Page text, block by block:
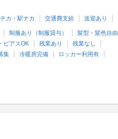
カ・駅ナカ 交通費支給 送迎あり
制服あり（制服貸与）
髪型・髪色自由
ピアスOK 残業あり
残業なし
集 冷暖房完備 ロッカー利用有